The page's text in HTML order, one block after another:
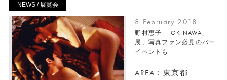
NEWS / 展覧会
8 February 2018
野村恵子 「OKINAWA」
展、写真ファン必見のバー
イベントも
AREA：東京都